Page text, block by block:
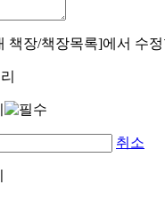
책장/책장목록]에서 수
취소